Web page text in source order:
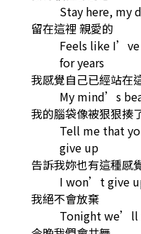
Stay here, my
留在這裡 親愛的
Feels like
for years
我感覺自己已經站在
My mind’s
我的腦袋像被狠狠揍
Tell me that
give up
告訴我妳也有這種感
I won’t give
我絕不會放棄
Tonight we’ll